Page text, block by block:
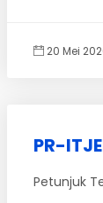
20 Mei
PR-
Petunjuk